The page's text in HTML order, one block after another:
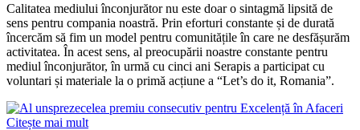
Calitatea mediului înconjurător nu este doar o sintagmă lipsită de
sens pentru compania noastră. Prin eforturi constante și de durată
încercăm să fim un model pentru comunitățile în care ne desfășurăm
activitatea. În acest sens, al preocupării noastre constante pentru
mediul înconjurător, în urmă cu cinci ani Serapis a participat cu
voluntari și materiale la o primă acțiune a “Let’s do it, Romania”.
Citește mai mult